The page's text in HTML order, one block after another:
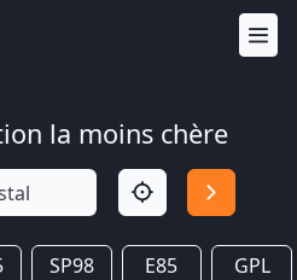
la moins chère
SP98 E85 GPL